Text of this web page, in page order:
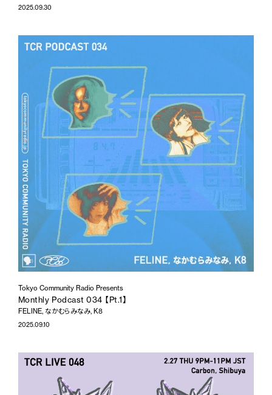
2025.09.30
Tokyo Community Radio Presents
Monthly Podcast 034 【Pt.1】
FELINE, なかむらみなみ, K8
2025.09.10